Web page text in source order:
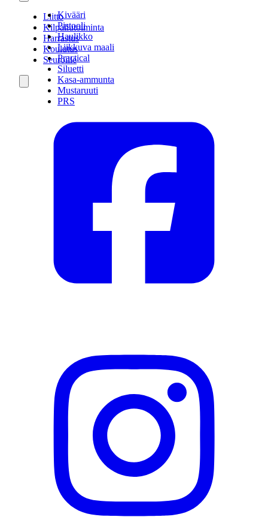
Kivääri
Pistooli
Haulikko
Liikkuva maali
Practical
Siluetti
Kasa-ammunta
Mustaruuti
PRS
Liitto
Kilpailutoiminta
Harrastus
Koulutus
Seuroille